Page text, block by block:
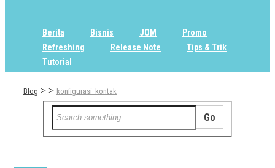
Berita Bisnis JOM
Promo
Refreshing
Release Note
Tips & Trik
Tutorial
Blog > > konfigurasi_kontak